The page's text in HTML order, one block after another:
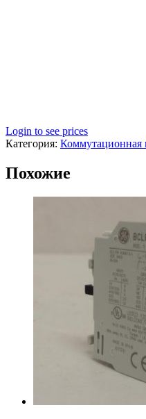
Login to see prices
Категория: Коммутационная
Похожие